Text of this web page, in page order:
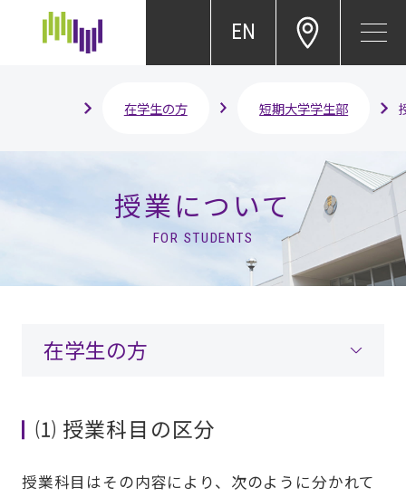
EN
在学生の方 短期大学学生部
授業について
FOR STUDENTS
在学生の方
⑴ 授業科目の区分
授業科目はその内容により、次のように分かれて